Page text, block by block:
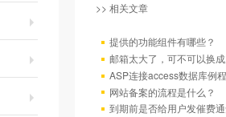
>> 相关文章
提供的功能组件有哪些？
邮箱太大了，可不可以换
ASP连接access数据库例程
网站备案的流程是什么？
到期前是否给用户发催费